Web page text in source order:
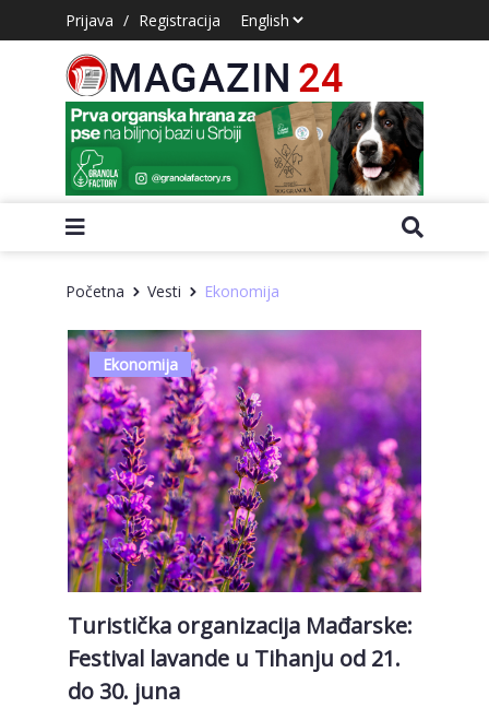
Prijava / Registracija
Početna Vesti Ekonomija
Ekonomija
Turistička organizacija Mađarske:
Festival lavande u Tihanju od 21.
do 30. juna